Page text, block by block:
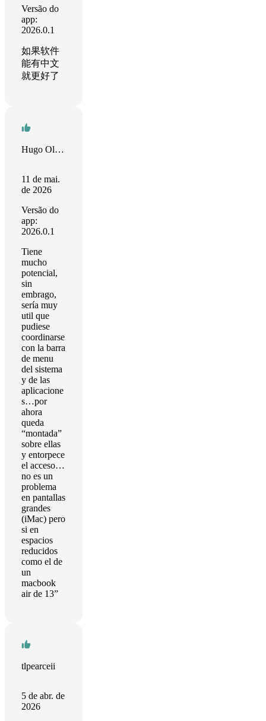
Versão do
app:
2026.0.1
如果软件
能有中文
就更好了
Hugo Olguin
11 de mai.
de 2026
Versão do
app:
2026.0.1
Tiene
mucho
potencial,
sin
embrago,
sería muy
util que
pudiese
coordinarse
con la barra
de menu
del sistema
y de las
aplicacione
s…por
ahora
queda
“montada”
sobre ellas
y entorpece
el acceso…
no es un
problema
en pantallas
grandes
(iMac) pero
si en
espacios
reducidos
como el de
un
macbook
air de 13”
tlpearceii
5 de abr. de
2026